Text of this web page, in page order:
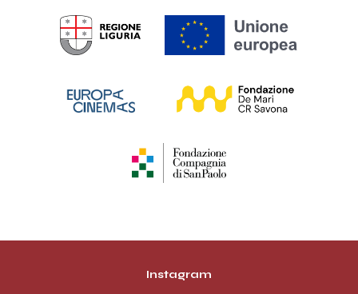
Instagram